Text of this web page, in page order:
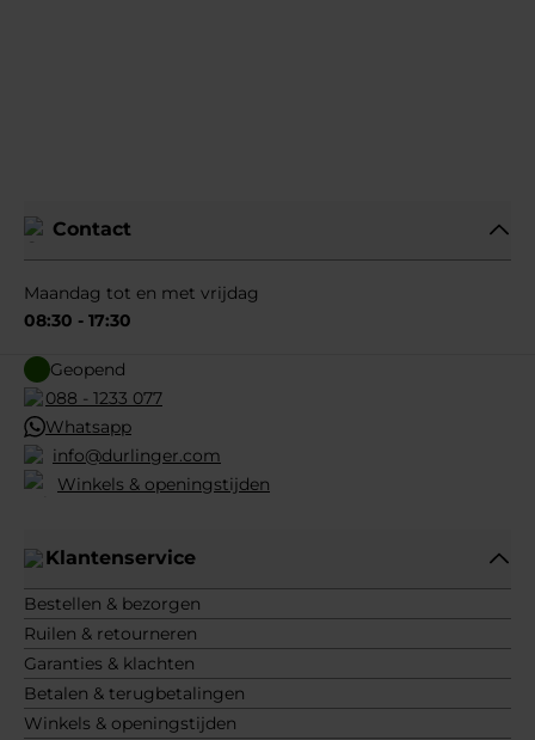
Contact
Maandag tot en met vrijdag
08:30 - 17:30
Geopend
088 - 1233 077
Whatsapp
info@durlinger.com
Winkels & openingstijden
Klantenservice
Bestellen & bezorgen
Ruilen & retourneren
Garanties & klachten
Betalen & terugbetalingen
Winkels & openingstijden